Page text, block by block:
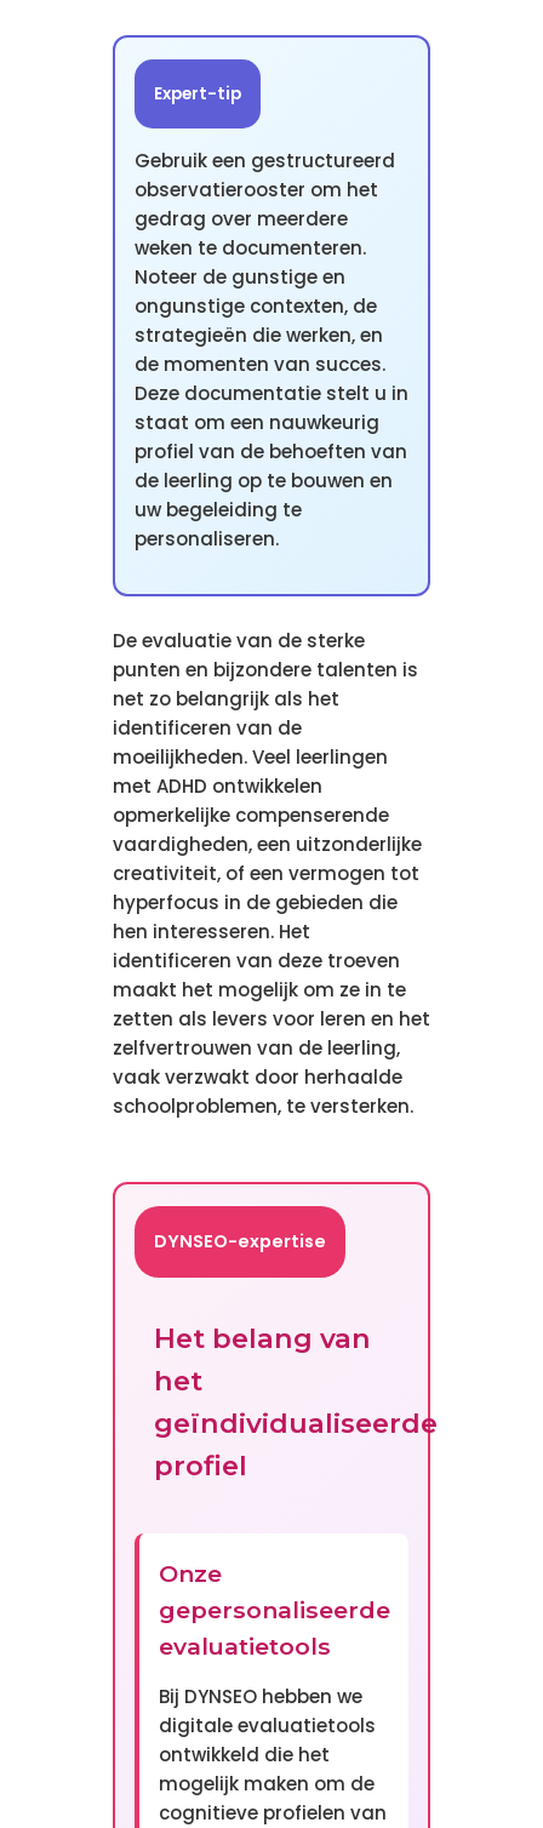
Expert-tip
Gebruik een gestructureerd
observatierooster om het
gedrag over meerdere
weken te documenteren.
Noteer de gunstige en
ongunstige contexten, de
strategieën die werken, en
de momenten van succes.
Deze documentatie stelt u in
staat om een nauwkeurig
profiel van de behoeften van
de leerling op te bouwen en
uw begeleiding te
personaliseren.
De evaluatie van de sterke
punten en bijzondere talenten is
net zo belangrijk als het
identificeren van de
moeilijkheden. Veel leerlingen
met ADHD ontwikkelen
opmerkelijke compenserende
vaardigheden, een uitzonderlijke
creativiteit, of een vermogen tot
hyperfocus in de gebieden die
hen interesseren. Het
identificeren van deze troeven
maakt het mogelijk om ze in te
zetten als levers voor leren en het
zelfvertrouwen van de leerling,
vaak verzwakt door herhaalde
schoolproblemen, te versterken.
DYNSEO-expertise
Het belang van
het
geïndividualiseerde
profiel
Onze
gepersonaliseerde
evaluatietools
Bij DYNSEO hebben we
digitale evaluatietools
ontwikkeld die het
mogelijk maken om de
cognitieve profielen van